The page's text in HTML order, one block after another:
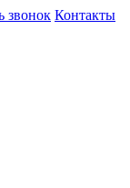
звонок Контакты